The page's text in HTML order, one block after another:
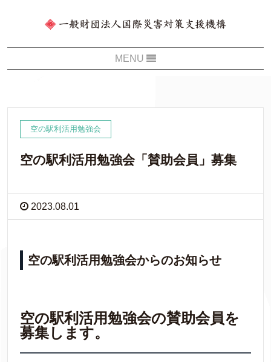
空の駅利活用勉強会
空の駅利活用勉強会「賛助会員」募集
2023.08.01
空の駅利活用勉強会からのお知らせ
空の駅利活用勉強会の賛助会員を
募集します。